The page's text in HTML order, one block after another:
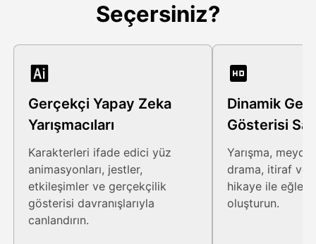
Seçersiniz?
Gerçekçi Yapay Zeka
Yarışmacıları
Karakterleri ifade edici yüz
animasyonları, jestler,
etkileşimler ve gerçekçilik
gösterisi davranışlarıyla
canlandırın.
Dinamik
Gösterisi
Yarışma,
drama, itiraf ve
hikaye ile
oluşturun.